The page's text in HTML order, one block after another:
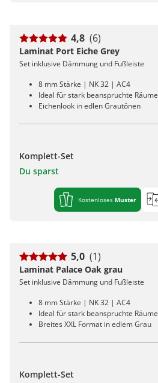
4,8 (6)
Laminat Port Eiche Grey
Set inklusive Dämmung und Fußleiste
8 mm Stärke | NK 32 | AC4
Ideal für stark beanspruchte Räume
Eichenlook in edlen Grautönen
Komplett-Set
Du sparst
Kostenloses Muster
5,0 (1)
Laminat Palace Oak grau
Set inklusive Dämmung und Fußleiste
8 mm Stärke | NK 32 | AC4
Ideal für stark beanspruchte Räume
Breites XXL Format in edlem Grau
Komplett-Set